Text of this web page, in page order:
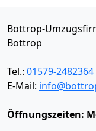
Bottrop-
Bottrop
Tel.: 01579-2482364
E-Mail:
Öffnungszeiten: